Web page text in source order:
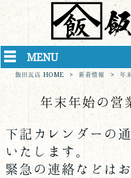
MENU
飯田瓦店 HOME > 新着情報 > 年
年末年始の営
下記カレンダーの
いたします。
緊急の連絡などは